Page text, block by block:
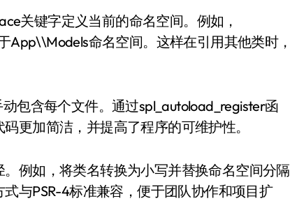
关键字定义当前的命名空间。例如，
App\\Models命名空间。这样在引用其他类时，
包含每个文件。通过spl_autoload_register函
更加简洁，并提高了程序的可维护性。
例如，将类名转换为小写并替换命名空间分隔
与PSR-4标准兼容，便于团队协作和项目扩